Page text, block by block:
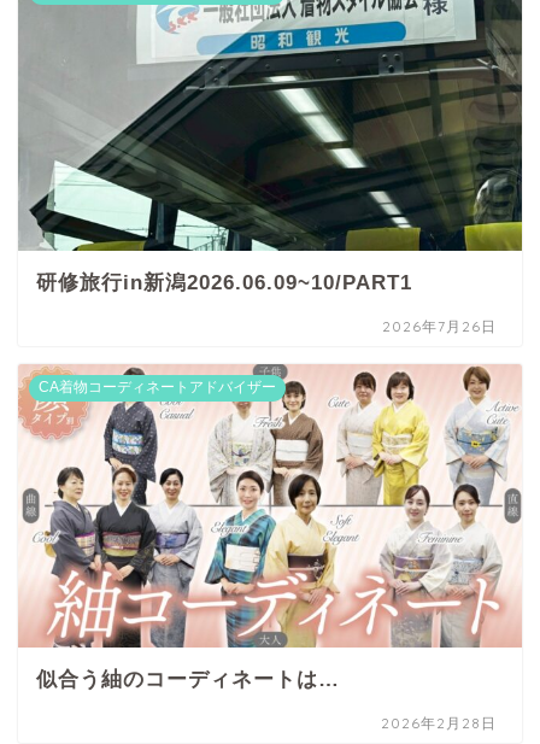
研修旅行in新潟2026.06.09~10/PART1
2026年7月26日
CA着物コーディネートアドバイザー
似合う紬のコーディネートは…
2026年2月28日